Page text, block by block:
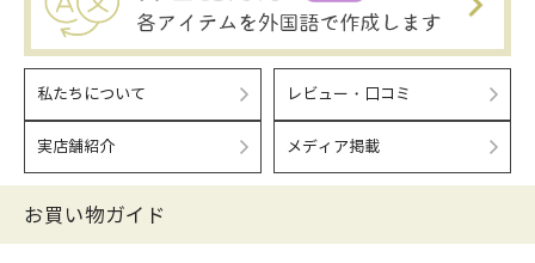
私たちについて レビュー・口コミ
実店舗紹介 メディア掲載
お買い物ガイド